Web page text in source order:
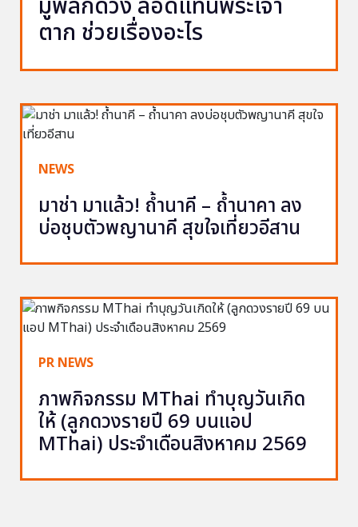
ตาก ช่วยเรื่องอะไร
NEWS
มาช่า มาแล้ว! ถ้ำนาคี – ถ้ำนาคา ลง
บ่อชุบตัวพญานาคี สุขใจเที่ยวอีสาน
PR NEWS
ภาพกิจกรรม MThai ทำบุญวันเกิด
ให้ (ลูกดวงรายปี 69 บนแอป
MThai) ประจำเดือนสิงหาคม 2569